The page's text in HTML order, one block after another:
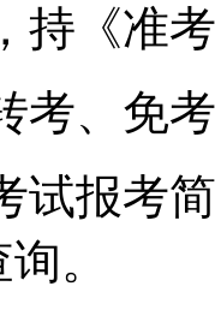
持《准
考、免
试报考
。